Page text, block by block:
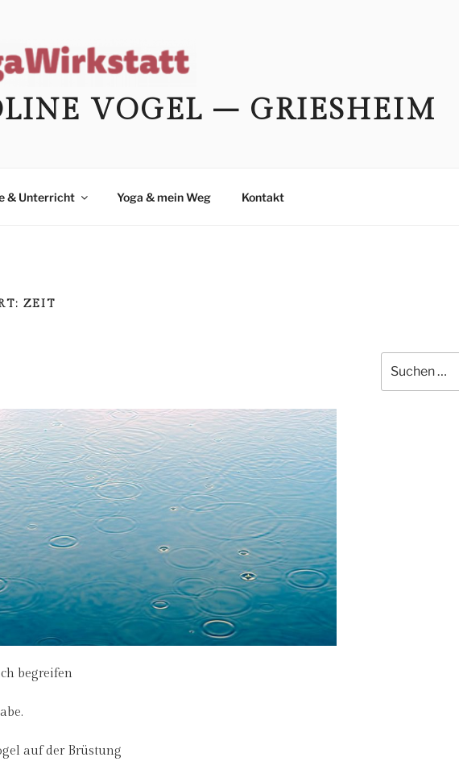
VOGEL – GRIESHEIM
& Unterricht Yoga & mein Weg Kontakt
ZEIT
begreifen
auf der Brüstung
nach: